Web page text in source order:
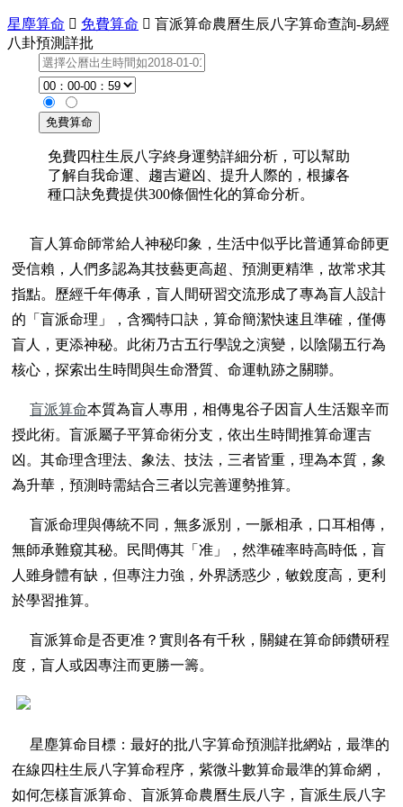
星塵算命  免費算命  盲派算命農曆生辰八字算命查詢-易經
八卦預測詳批
免費四柱生辰八字終身運勢詳細分析，可以幫助
了解自我命運、趨吉避凶、提升人際的，根據各
種口訣免費提供300條個性化的算命分析。
盲人算命師常給人神秘印象，生活中似乎比普通算命師更
受信賴，人們多認為其技藝更高超、預測更精準，故常求其
指點。歷經千年傳承，盲人間研習交流形成了專為盲人設計
的「盲派命理」，含獨特口訣，算命簡潔快速且準確，僅傳
盲人，更添神秘。此術乃古五行學說之演變，以陰陽五行為
核心，探索出生時間與生命潛質、命運軌跡之關聯。
盲派算命本質為盲人專用，相傳鬼谷子因盲人生活艱辛而
授此術。盲派屬子平算命術分支，依出生時間推算命運吉
凶。其命理含理法、象法、技法，三者皆重，理為本質，象
為升華，預測時需結合三者以完善運勢推算。
盲派命理與傳統不同，無多派別，一脈相承，口耳相傳，
無師承難窺其秘。民間傳其「准」，然準確率時高時低，盲
人雖身體有缺，但專注力強，外界誘惑少，敏銳度高，更利
於學習推算。
盲派算命是否更准？實則各有千秋，關鍵在算命師鑽研程
度，盲人或因專注而更勝一籌。
星塵算命目標：最好的批八字算命預測詳批網站，最準的
在線四柱生辰八字算命程序，紫微斗數算命最準的算命網，
如何怎樣盲派算命、盲派算命農曆生辰八字，盲派生辰八字